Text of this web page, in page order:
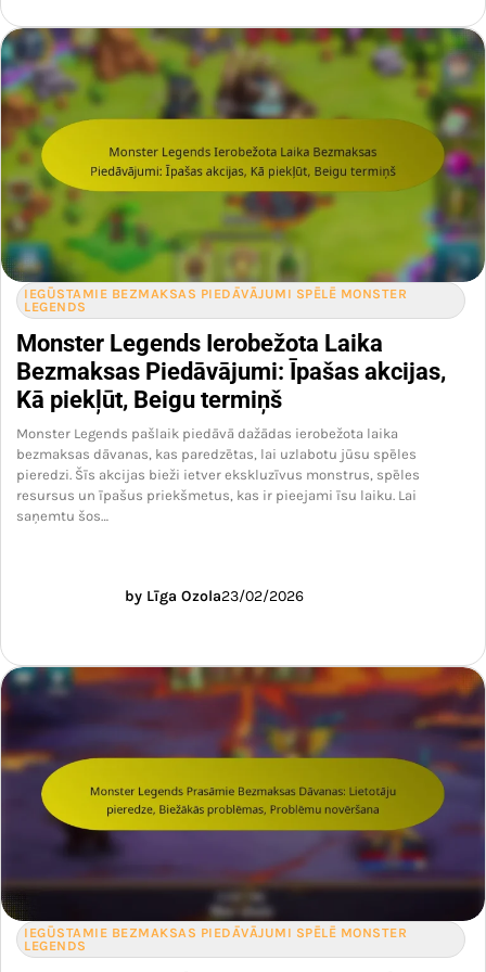
IEGŪSTAMIE BEZMAKSAS PIEDĀVĀJUMI SPĒLĒ MONSTER
LEGENDS
Monster Legends Ierobežota Laika
Bezmaksas Piedāvājumi: Īpašas akcijas,
Kā piekļūt, Beigu termiņš
Monster Legends pašlaik piedāvā dažādas ierobežota laika
bezmaksas dāvanas, kas paredzētas, lai uzlabotu jūsu spēles
pieredzi. Šīs akcijas bieži ietver ekskluzīvus monstrus, spēles
resursus un īpašus priekšmetus, kas ir pieejami īsu laiku. Lai
saņemtu šos…
by Līga Ozola23/02/2026
IEGŪSTAMIE BEZMAKSAS PIEDĀVĀJUMI SPĒLĒ MONSTER
LEGENDS